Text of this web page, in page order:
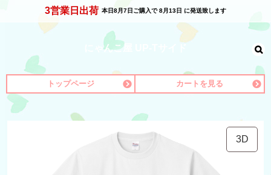
3営業日出荷 本日8月7日 ご購入で8月13日 に発送致します
にゃんこ屋 UP-Tサイド
トップページ カートを見る
3D